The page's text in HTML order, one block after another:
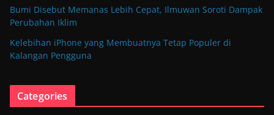
Bumi Disebut Memanas Lebih Cepat, Ilmuwan Soroti Dampak
Perubahan Iklim
Kelebihan iPhone yang Membuatnya Tetap Populer di
Kalangan Pengguna
Categories